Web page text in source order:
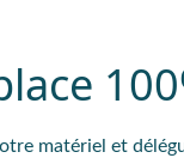
matériel et